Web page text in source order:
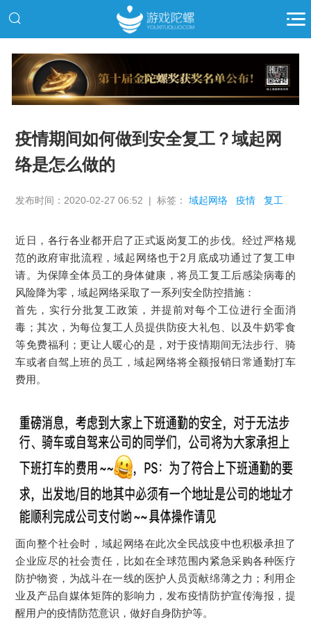
推广
疫情期间如何做到安全复工？域起网
络是怎么做的
发布时间：2020-02-27 06:52 | 标签：域起网络 疫情 复工
近日，各行各业都开启了正式返岗复工的步伐。经过严格规
范的政府审批流程，域起网络也于2月底成功通过了复工申
请。为保障全体员工的身体健康，将员工复工后感染病毒的
风险降为零，域起网络采取了一系列安全防控措施：
首先，实行分批复工政策，并提前对每个工位进行全面消
毒； 其次，为每位复工人员提供防疫大礼包、以及牛奶零食
等免费福利； 更让人暖心的是，对于疫情期间无法步行、骑
车或者自驾上班的员工，域起网络将全额报销日常通勤打车
费用。
面向整个社会时，域起网络在此次全民战疫中也积极承担了
企业应尽的社会责任，比如在全球范围内紧急采购各种医疗
防护物资，为战斗在一线的医护人员贡献绵薄之力； 利用企
业及产品自媒体矩阵的影响力，发布疫情防护宣传海报，提
醒用户的疫情防范意识，做好自身防护等。